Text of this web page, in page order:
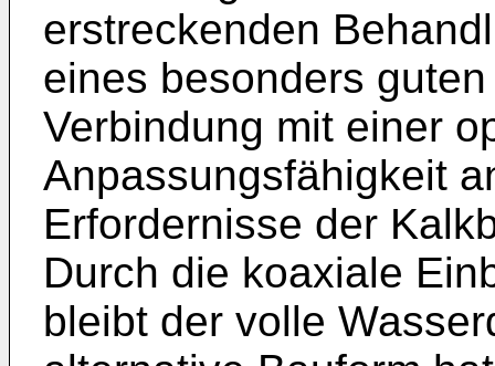
erstreckenden
eines besonders
Verbindung mit einer
Anpassungsfähigkeit
Erfordernisse der
Durch die koaxiale
bleibt der volle